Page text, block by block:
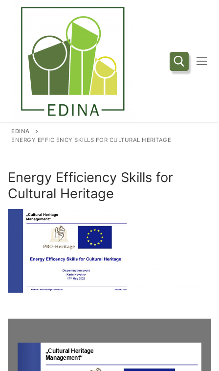
Przejdź
Szukaj:
EDINA
ENERGY EFFICIENCY SKILLS FOR CULTURAL HERITAGE
Energy Efficiency Skills for
Cultural Heritage